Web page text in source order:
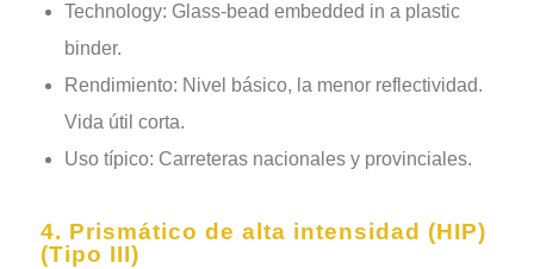
Technology: Glass-bead embedded in a plastic
binder.
Rendimiento: Nivel básico, la menor reflectividad.
Vida útil corta.
Uso típico: Carreteras nacionales y provinciales.
4. Prismático de alta intensidad (HIP)
(Tipo III)